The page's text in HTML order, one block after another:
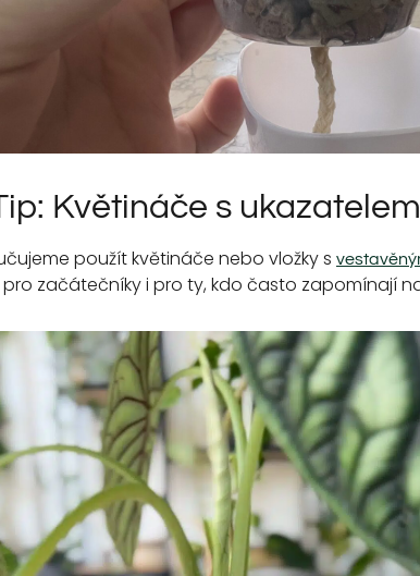
Květináče s
použít květináče nebo vložky s
začátečníky i pro ty, kdo často zapomínají